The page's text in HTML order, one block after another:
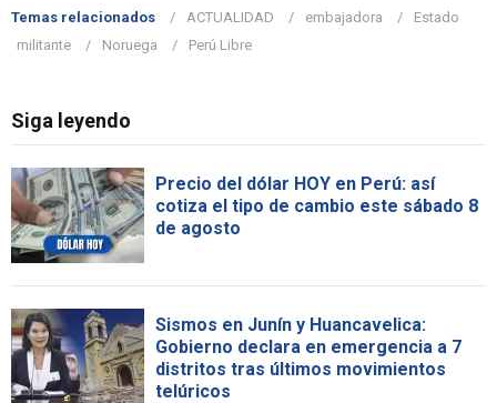
Temas relacionados ACTUALIDAD embajadora
Estado
militante
Noruega Perú Libre
Siga leyendo
Precio del dólar HOY en Perú: así
cotiza el tipo de cambio este sábado 8
de agosto
Sismos en Junín y Huancavelica:
Gobierno declara en emergencia a 7
distritos tras últimos movimientos
telúricos